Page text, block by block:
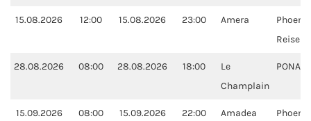
Mein Schiff Asien
15.08.2026 12:00 15.08.2026 23:00 Amera
Phoenix
Reisen
28.08.2026 08:00 28.08.2026 18:00
Le
Champlain
15.09.2026 08:00 15.09.2026 22:00 Amadea
Phoenix